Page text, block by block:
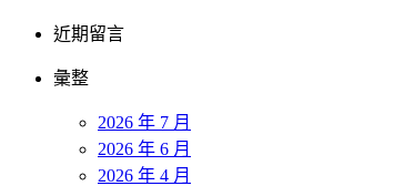
近期留言
彙整
2026 年 7 月
2026 年 6 月
2026 年 4 月